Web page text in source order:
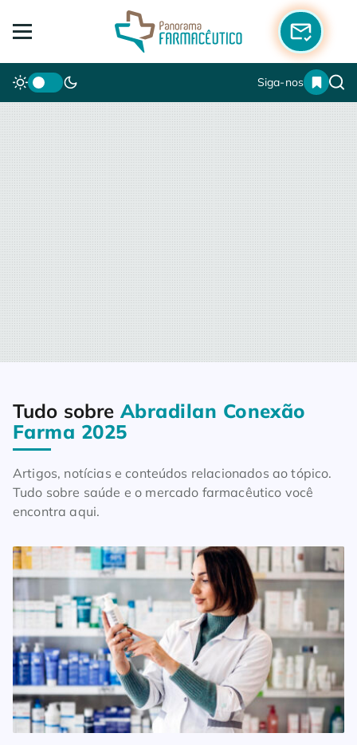
Siga-nos
Home Blog Tudo sobre Abradilan Conexão Farma 2025
Tudo sobre Abradilan Conexão
Farma 2025
Artigos, notícias e conteúdos relacionados ao tópico.
Tudo sobre saúde e o mercado farmacêutico você
encontra aqui.